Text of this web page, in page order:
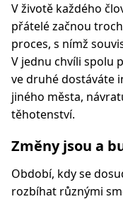
V životě každého
přátelé začnou
proces, s nímž
V jednu chvíli spolu
ve druhé dostáváte
jiného města,
těhotenství.
Změny jsou a
Období, kdy se
rozbíhat různými